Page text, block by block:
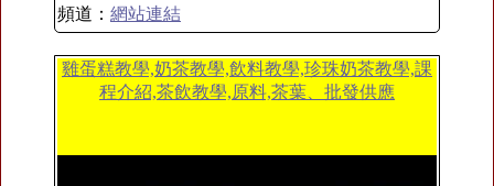
頻道： 網站連結
雞蛋糕教學,奶茶教學,飲料教學,珍珠奶茶教學,課
程介紹,茶飲教學,原料,茶葉、批發供應